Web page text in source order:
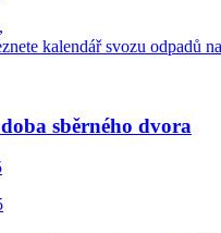
kalendář svozu odpadů
sběrného dvora